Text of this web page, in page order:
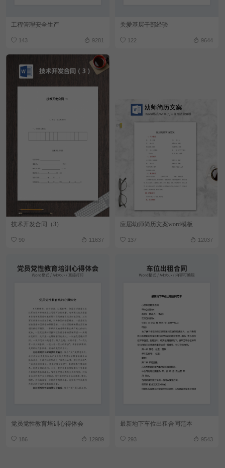
工程管理安全生产
143 9281
关爱基层干部经验
122 9644
技术开发合同（3）
90 11637
应届幼师简历文案word模板
137 12037
党员党性教育培训心得体会
186 12989
最新地下车位出租合同范本
293 9543